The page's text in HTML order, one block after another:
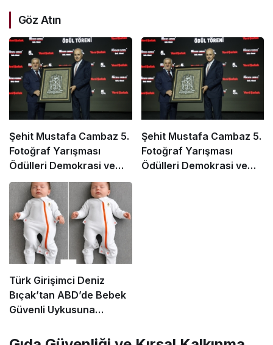
Göz Atın
Şehit Mustafa Cambaz 5.
Fotoğraf Yarışması
Ödülleri Demokrasi ve
Özgürlükler Adası’nda
Sahiplerini Buldu
Şehit Mustafa Cambaz 5.
Fotoğraf Yarışması
Ödülleri Demokrasi ve
Türk Girişimci Deniz
Bıçak’tan ABD’de Bebek
Güvenli Uykusuna